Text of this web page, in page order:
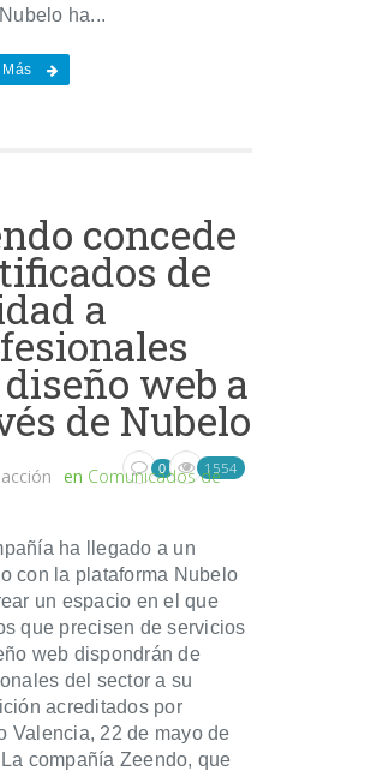
ha...
Más
concede
de
a
web a
de Nubelo
en Comunicados de
0 1554
ha llegado a un
con la plataforma Nubelo
un espacio en el que
que precisen de servicios
web dispondrán de
del sector a su
acreditados por
Valencia, 22 de mayo de
compañía Zeendo, que